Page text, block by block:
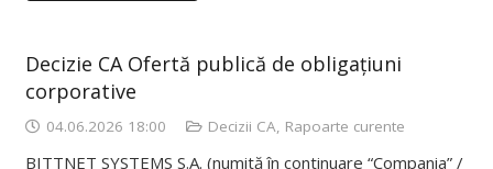
Decizie CA Ofertă publică de obligațiuni
corporative
04.06.2026 18:00 Decizii CA, Rapoarte curente
BITTNET SYSTEMS S.A. (numită în continuare “Compania” /